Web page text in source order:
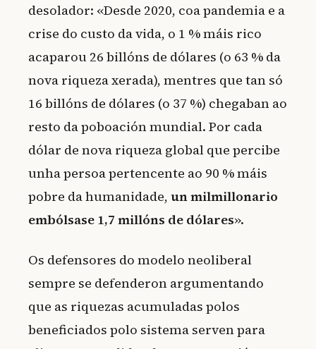
desolador: «Desde 2020, coa pandemia e a
crise do custo da vida, o 1 % máis rico
acaparou 26 billóns de dólares (o 63 % da
nova riqueza xerada), mentres que tan só
16 billóns de dólares (o 37 %) chegaban ao
resto da poboación mundial. Por cada
dólar de nova riqueza global que percibe
unha persoa pertencente ao 90 % máis
pobre da humanidade, un milmillonario
embólsase 1,7 millóns de dólares».
Os defensores do modelo neoliberal
sempre se defenderon argumentando
que as riquezas acumuladas polos
beneficiados polo sistema serven para